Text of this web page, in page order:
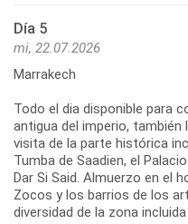
Día 5
mi, 22.07.2026
Marrakech
Todo el dia disponible para
antigua del imperio, también
visita de la parte histórica
Tumba de Saadien, el
Dar Si Said. Almuerzo en el
Zocos y los barrios de los
diversidad de la zona